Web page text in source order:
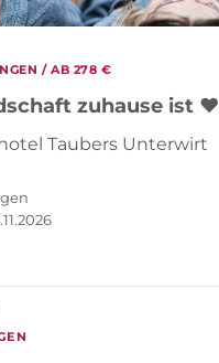
/ AB 278 €
zuhause ist ❤
Taubers Unterwirt